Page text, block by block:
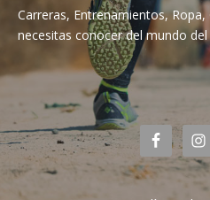
Carreras, Entrenamientos,
necesitas conocer del mundo del